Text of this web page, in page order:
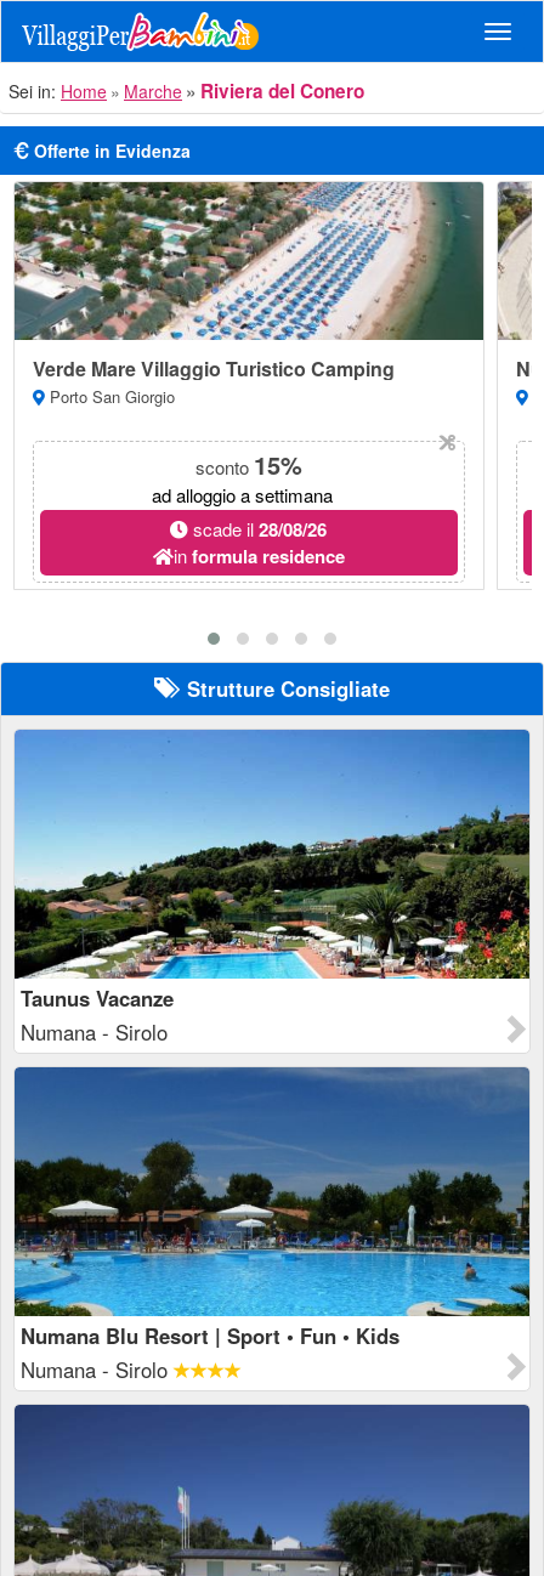
Sei in: Home Marche Riviera del Conero
Offerte in Evidenza
Verde Mare Villaggio Turistico Camping
Porto San Giorgio
sconto 15%
ad alloggio a settimana
scade il28/08/26
informula residence
Strutture Consigliate
Taunus Vacanze
Numana - Sirolo
Numana Blu Resort | Sport • Fun • Kids
Numana - Sirolo